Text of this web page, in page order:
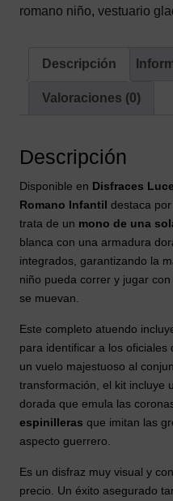
cantidad
romano niño, vestuario
Descripción
Valoraciones (0)
Descripción
Disponible en Disfraces
Romano Infantil destaca
trata de un mono de una
blanca con una armadura
integrados, garantizando la
niño pueda correr y jugar
se muevan.
Este completo atuendo
para identificar a los
un vuelo majestuoso al
transformación, el kit incluye
dorada que emula las
espinilleras que imitan las
aspecto guerrero.
Es un disfraz muy visual y
precio. Un éxito asegurado